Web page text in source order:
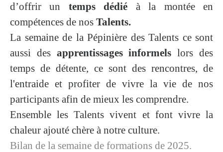
d’offrir un temps dédié à la montée en
compétences de nos Talents.
La semaine de la Pépinière des Talents ce sont
aussi des apprentissages informels lors des
temps de détente, ce sont des rencontres, de
l'entraide et profiter de vivre la vie de nos
participants afin de mieux les comprendre.
Ensemble les Talents vivent et font vivre la
chaleur ajouté chère à notre culture.
Bilan de la semaine de formations de 2025.